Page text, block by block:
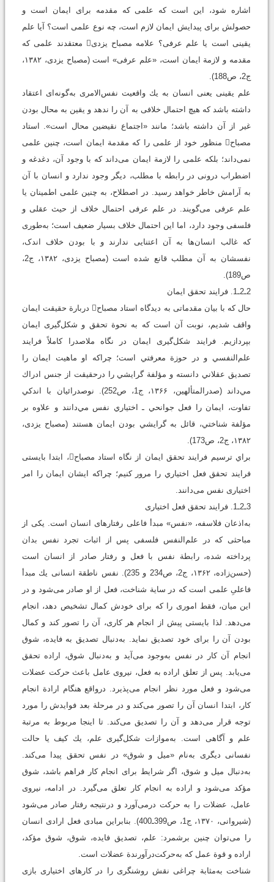
اشاره شود، این است که علمى كه مقدمه براى ايمان است و
حصولش براى پيدايش ايمان لازم است، چه نوع علمی است؟ آیا علم
یقینی است یا علم عرفی؟ علامه مصباح یزدی معتقدند علمی که
مقدمه و لازمة ایمان است، «‌علم عرفى‌» است ‏(مصباح یزدی، ۱۳۸۲،
ج2، ص188).
علم یقینی یعنی انسان به يك واقعيت نفس‌الامرى به‌گونه‌ای اعتقاد
داشته باشد که هيچ احتمال خلافی به آن را ندهد و یقین به محال بودن
غير از آن داشته باشد؛ مانند «اجتماع نقیضین ‌محال است‌». استاد
مصباح منظور خود از علمى را كه مقدمة ايمان است، چنين علمى
نمی‌داند؛ بلکه‌ علمى را لازمة ايمان می‌داند که با وجود آن، دغدغه و
اضطراب درونی در رابطه با مطلب، دیگر وجود ندارد و انسان با آن
به آرامش خاطر خواهد رسید. در اصطلاح، به چنین علمی اطمینان یا
علم عرفی می‌گویند. در علم عرفی احتمال خلاف از حیث عقلی و
فلسفى وجود دارد، اما این احتمال خلاف بسيار ضعيف است؛ به‌طوری
‌که غالب انسان‌ها به آن اعتنايى ندارند و با بودن خلاف اندک،
نفسشان به آن مطلب قانع شده است ‏(مصباح یزدی، ۱۳۸۲، ج2،
ص189).
2ـ2ـ1. فرايند تحقق ايمان
حال که با بیان مقدماتی به دیدگاه استاد مصباح دربارة حقیقت ایمان
واقف شدیم، نوبت آن است که به نحوة تحقق و شکل‌گیری ایمان
بپردازیم. فرايند شکل‌گیری ایمان در نگاه ملاصدرا كاملاً فرايند
علم‌النفسي و در حوزة معرفتي است؛ چراكه او ماهيت ايمان را
تصديق عقلاني دانسته و مؤلفة گرايشي را درحقيقت از جنس ادراك
مي‌داند ‏(صدرالمتألهین، ۱۳۶۶، ج1، ص252). نوصدرائيان با اندكي
تفاوت، ايمان را فعل جوانحي ـ اختياري نفس مي‌دانند و علاوه بر
مؤلفة شناختي، قائل به گرايشي بودن ايمان هستند ‏(مصباح یزدی،
۱۳۸۲، ج2، ص173).
براي ترسيم فرايند تحقق ايمان از نگاه استاد مصباح، ابتدا بایستی
فرايند تحقق فعل اختياري را مرور ‌كنيم؛ چراکه ایشان ایمان را امر
اختیاری نفس می‌دانند.
3ـ2ـ1. فرايند تحقق فعل اختياری
به‌اذعان فلاسفه، «نفس» مبدأ فاعلى رفتارهاى انسان است. یکی از
مباحثی که در علم‌النفس فلسفى پس از اثبات تجرد نفس بدان
پرداخته شده، رابطة نفس با فعل و رفتار صادر از انسان است
‏(حسن‌زاده، ۱۳۶۲، ج2، ص234 و 235). نفس ناطقة انسانى يك مبدأ
فاعلىِ علمى است كه در سایة شناخت، فعل از او صادر مى‌شود و در
این میان، فقط امورى را كه براى خودش كمال تشخيص دهد، انجام
می‌دهد. لذا بایستی پيش از انجام هر كارى، آن را تصور كند و كمال
بودن آن را برای خود تصديق نماید. به‌دنبال تصديق به فايده، شوق
انجام آن كار در نفس به‌وجود می‌آید و به‌دنبال شوق، اراده تحقق
مى‌يابد. پس از تعلق اراده به فعل، نیروی عامل باعث حرکت عضلات
می‌شود و فعل مورد نظر انجام می‌پذیرد. درواقع هنگام ارادة انجام
كار، ابتدا انسان آن را تصور می‌کند و در مرحلة بعد فوايدش را مورد
توجه قرار مى‌دهد و آن را تصديق مى‌كند. تا اینجا مربوط به مرتبة
علم و آگاهى است. به‌موازات شکل‌گیری علم، يك كيف يا حالت
نفسانى ديگری به‌نام «ميل و شوق» در نفس تحقق پيدا مى‌كند.
به‌دنبال ميل و شوق، اگر شرايط براى انجام کار فراهم باشد، شوق
مؤكد مى‌شود و اراده به انجام کار تعلق مى‌گيرد. در ادامه، نیروی
عامل، عضلات را به حركت درمى‌آورد و درنتيجه رفتار صادر مى‌شود
‏(شیروانی، ۱۳۷۰، ج1، ص399ـ400). بنابراين مبادى فعل ارادى انسان
را مى‌توان چنين برشمرد: علم، تصدیق فایده، شوق، شوق مؤکد،
اراده و قوة عمل كه به‌حركت‌درآورندة عضلات است.
شناخت به‌مثابة چراغى نقش روشنگرى را در کارهاى اختیارى بازى